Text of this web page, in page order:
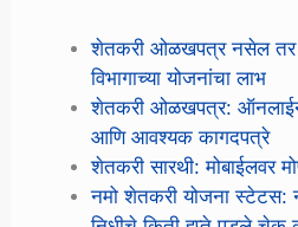
शेतकरी ओळखपत्र नसेल तर
विभागाच्या योजनांचा लाभ
शेतकरी ओळखपत्र: ऑनलाईन
आणि आवश्यक कागदपत्रे
शेतकरी सारथी: मोबाईलवर
नमो शेतकरी योजना स्टेटस: